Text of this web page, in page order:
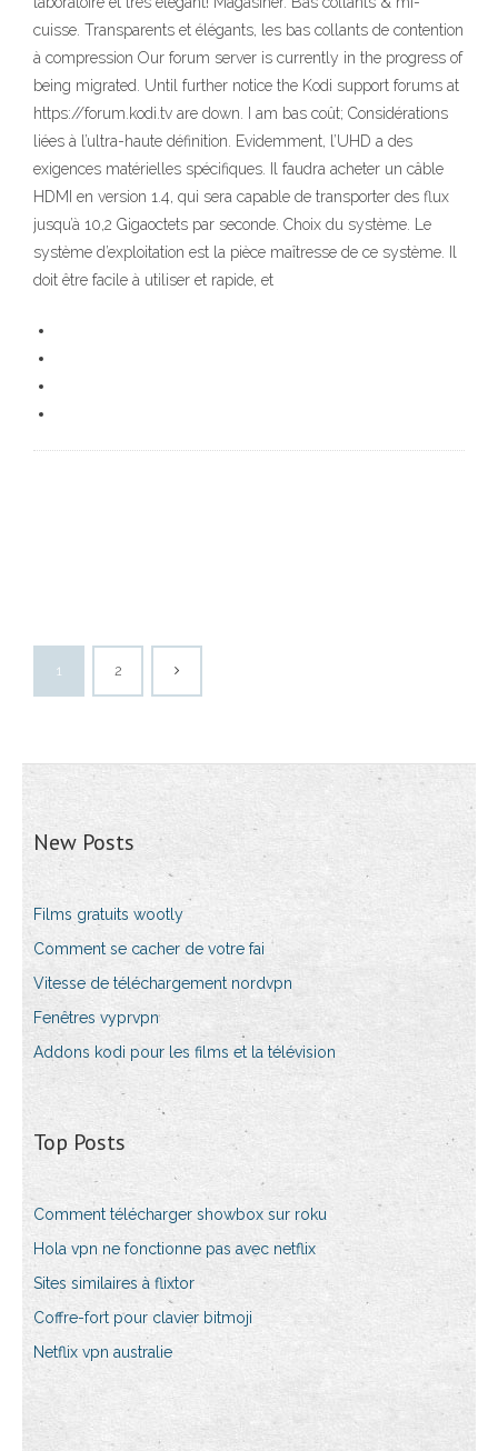
cuisse. Transparents et élégants, les bas collants de contention
à compression Our forum server is currently in the progress of
being migrated. Until further notice the Kodi support forums at
https://forum.kodi.tv are down. I am bas coût; Considérations
liées à l’ultra-haute définition. Evidemment, l’UHD a des
exigences matérielles spécifiques. Il faudra acheter un câble
HDMI en version 1.4, qui sera capable de transporter des flux
jusqu’à 10,2 Gigaoctets par seconde. Choix du système. Le
système d’exploitation est la pièce maîtresse de ce système. Il
doit être facile à utiliser et rapide, et
1 2
New Posts
Films gratuits wootly
Comment se cacher de votre fai
Vitesse de téléchargement nordvpn
Fenêtres vyprvpn
Addons kodi pour les films et la télévision
Top Posts
Comment télécharger showbox sur roku
Hola vpn ne fonctionne pas avec netflix
Sites similaires à flixtor
Coffre-fort pour clavier bitmoji
Netflix vpn australie